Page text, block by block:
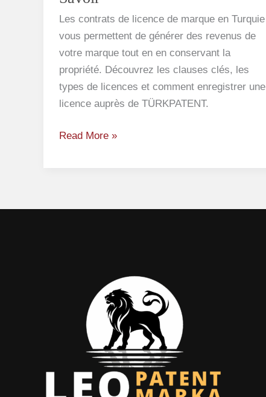
Les contrats de licence de marque en Turquie
vous permettent de générer des revenus de
votre marque tout en en conservant la
propriété. Découvrez les clauses clés, les
types de licences et comment enregistrer une
licence auprès de TÜRKPATENT.
Savoir
Read More »